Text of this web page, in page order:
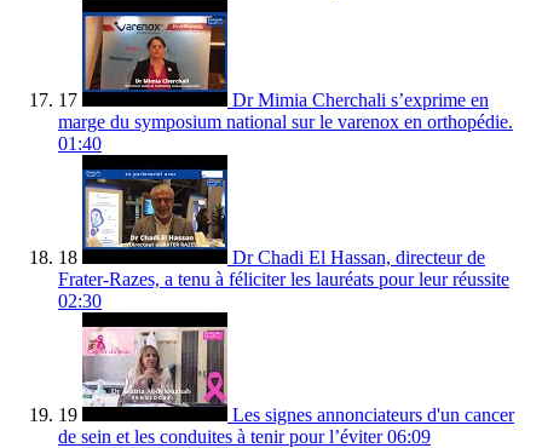
17
Dr Mimia Cherchali s’exprime en
marge du symposium national sur le varenox en orthopédie.
01:40
18
Dr Chadi El Hassan, directeur de
Frater-Razes, a tenu à féliciter les lauréats pour leur réussite
02:30
19
Les signes annonciateurs d'un cancer
de sein et les conduites à tenir pour l’éviter 06:09